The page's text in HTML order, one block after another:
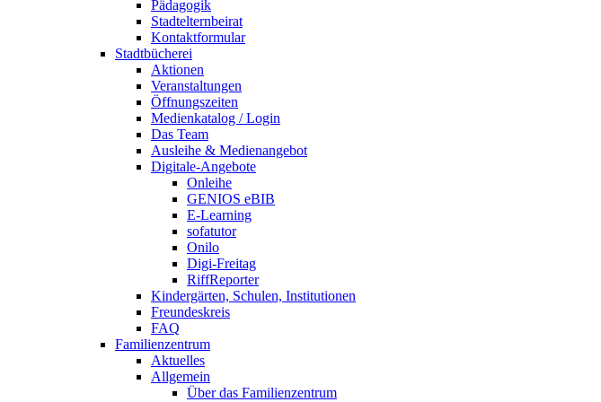
Pädagogik
Stadtelternbeirat
Kontaktformular
Stadtbücherei
Aktionen
Veranstaltungen
Öffnungszeiten
Medienkatalog / Login
Das Team
Ausleihe & Medienangebot
Digitale-Angebote
Onleihe
GENIOS eBIB
E-Learning
sofatutor
Onilo
Digi-Freitag
RiffReporter
Kindergärten, Schulen, Institutionen
Freundeskreis
FAQ
Familienzentrum
Aktuelles
Allgemein
Über das Familienzentrum